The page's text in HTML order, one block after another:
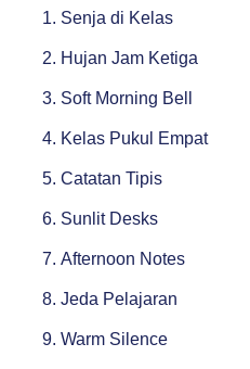
Senja di Kelas
Hujan Jam Ketiga
Soft Morning Bell
Kelas Pukul Empat
Catatan Tipis
Sunlit Desks
Afternoon Notes
Jeda Pelajaran
Warm Silence